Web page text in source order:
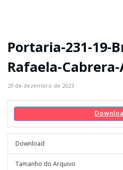
Portaria-231-19-
Rafaela-
20 de dezembro de 2023
Download
Tamanho do Arquivo